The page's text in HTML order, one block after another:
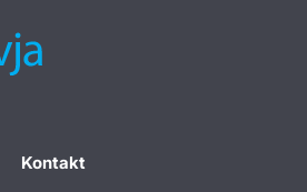
Kontakt